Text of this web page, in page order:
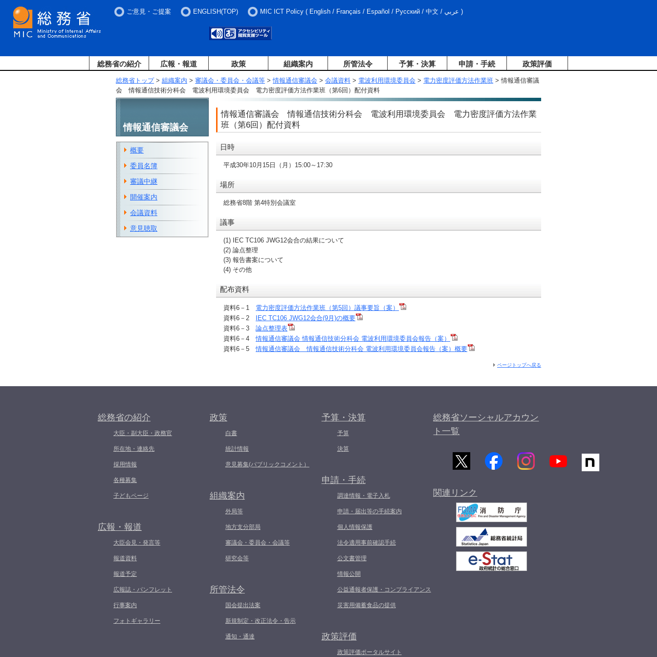
ご意見・ご提案 ENGLISH(TOP) MIC ICT Policy ( English / Français / Español / Русский / 中文 / عربي )
総務省の紹介 広報・報道 政策 組織案内 所管法令 予算・決算 申請・手続 政策評価
総務省トップ> 組織案内 > 審議会・委員会・会議等 >情報通信審議会 > 会議資料 > 電波利用環境委員会 > 電力密度評価方法作業班 > 情報通信審議
会 情報通信技術分科会 電波利用環境委員会 電力密度評価方法作業班（第6回）配付資料
情報通信審議会 情報通信技術分科会 電波利用環境委員会 電力密度評価方法作業
班（第6回）配付資料
日時
平成30年10月15日（月）15:00～17:30
場所
総務省8階 第4特別会議室
議事
(1) IEC TC106 JWG12会合の結果について
(2) 論点整理
(3) 報告書案について
(4) その他
配布資料
資料6－1 電力密度評価方法作業班（第5回）議事要旨（案）
資料6－2
IEC TC106 JWG12会合(9月)の概要
資料6－3 論点整理表
資料6－4情報通信審議会 情報通信技術分科会 電波利用環境委員会報告（案）
資料6－5情報通信審議会 情報通信技術分科会 電波利用環境委員会報告（案）概要
ページトップへ戻る
情報通信審議会
概要
委員名簿
審議中継
開催案内
会議資料
意見聴取
総務省の紹介
大臣・副大臣・政務官
所在地・連絡先
採用情報
各種募集
子どもページ
広報・報道
大臣会見・発言等
報道資料
報道予定
広報誌・パンフレット
行事案内
フォトギャラリー
政策
白書
統計情報
意見募集(パブリックコメント）
組織案内
外局等
地方支分部局
審議会・委員会・会議等
研究会等
所管法令
国会提出法案
新規制定・改正法令・告示
通知・通達
予算・決算
予算
決算
申請・手続
調達情報・電子入札
申請・届出等の手続案内
個人情報保護
法令適用事前確認手続
公文書管理
情報公開
公益通報者保護・コンプライアンス
災害用備蓄食品の提供
政策評価
政策評価ポータルサイト
総務省ソーシャルアカウン
ト一覧
関連リンク